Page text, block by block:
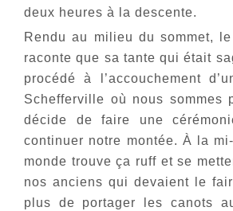
deux heures à la descente.
Rendu au milieu du sommet,
raconte que sa tante qui était
procédé à l’accouchement
Schefferville où nous sommes
décide de faire une
continuer notre montée. À la
monde trouve ça ruff et se
nos anciens qui devaient le
plus de portager les canots